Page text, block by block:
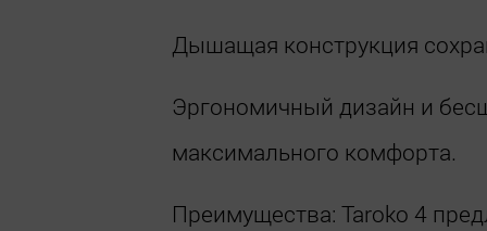
Дышащая конструкция
Эргономичный дизайн и
максимального комфорта.
Преимущества: Taroko 4